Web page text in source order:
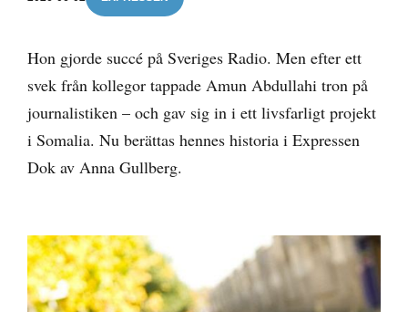
Hon gjorde succé på Sveriges Radio. Men efter ett
svek från kollegor tappade Amun Abdullahi tron på
journalistiken – och gav sig in i ett livsfarligt projekt
i Somalia. Nu berättas hennes historia i Expressen
Dok av Anna Gullberg.